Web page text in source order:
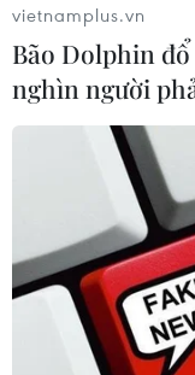
vietnamplus.vn
Bão Dolphin
nghìn người